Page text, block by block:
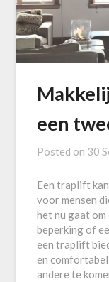
een
Posted on 30
Een traplift
voor mensen
het nu gaat om
beperking of
een traplift
en
andere te